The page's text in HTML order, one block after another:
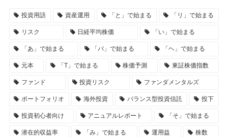
投資用語 資産運用 「と」で始まる 「リ」で始まる
リスク 日経平均株価 「い」で始まる
「あ」で始まる 「バ」で始まる 「ヘ」で始まる
元本 「T」で始まる 株価予測 東証株価指数
ファンド 投資リスク ファンダメンタルズ
ポートフォリオ 海外投資 バランス型投資信託 投下
投資初心者向け アニュアルレポート 「そ」で始まる
潜在的収益率 「み」で始まる 運用益 株数